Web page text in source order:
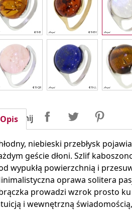
UdostępnijTweetuj
Opis
niebieski przebłysk
geście dłoni. Szlif
wypukłą powierzchnią i
oprawa solitera
prowadzi wzrok prosto ku
i wewnętrzną